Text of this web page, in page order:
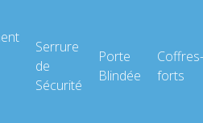
Serrure
de
Sécurité
Porte
Blindée
Coffres-
forts